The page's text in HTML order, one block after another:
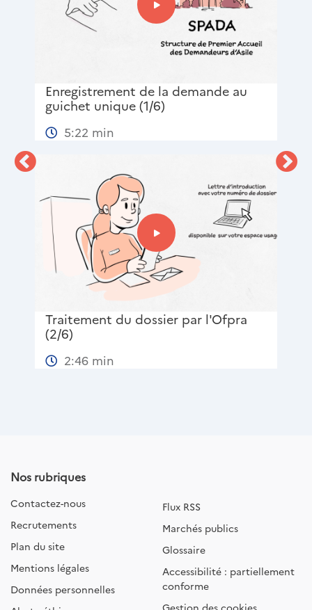
Enregistrement de la demande au
guichet unique (1/6)
5:22 min
Traitement du dossier par l'Ofpra
(2/6)
2:46 min
Nos rubriques
Contactez-nous
Recrutements
Plan du site
Mentions légales
Données personnelles
Flux RSS
Marchés publics
Glossaire
Accessibilité : partiellement
conforme